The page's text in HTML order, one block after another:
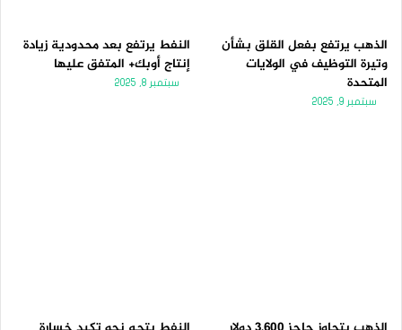
الذهب يرتفع بفعل القلق بشأن
وتيرة التوظيف في الولايات
المتحدة
سبتمبر 9, 2025
النفط يرتفع بعد محدودية زيادة
إنتاج أوبك+ المتفق عليها
سبتمبر 8, 2025